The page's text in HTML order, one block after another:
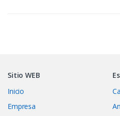
Sitio WEB
Inicio
Empresa